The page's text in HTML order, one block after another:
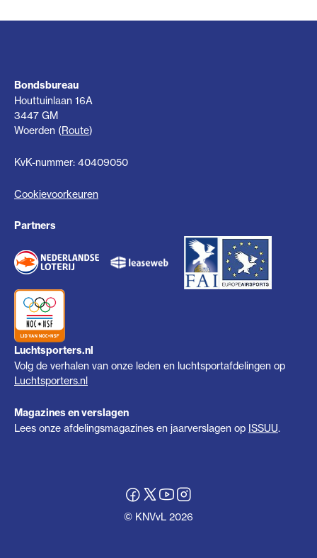
Bondsbureau
Houttuinlaan 16A
3447 GM
Woerden (Route)
KvK-nummer: 40409050
Cookievoorkeuren
Partners
Luchtsporters.nl
Volg de verhalen van onze leden en luchtsportafdelingen op
Luchtsporters.nl
Magazines en verslagen
Lees onze afdelingsmagazines en jaarverslagen op ISSUU.
© KNVvL 2026